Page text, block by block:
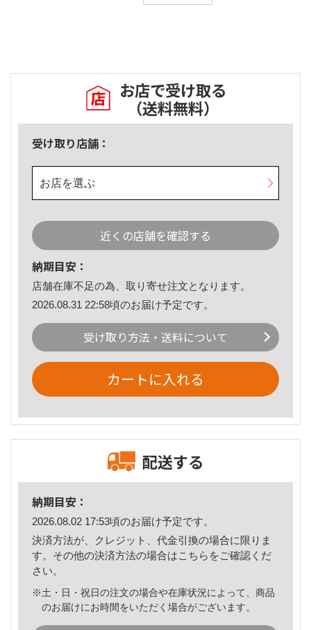
お店で受け取る
（送料無料）
受け取り店舗：
お店を選ぶ
近くの店舗を確認する
納期目安：
店舗在庫不足の為、取り寄せ注文となります。
2026.08.31 22:58頃のお届け予定です。
受け取り方法・送料について
カートに入れる
配送する
納期目安：
2026.08.02 17:53頃のお届け予定です。
決済方法が、クレジット、代金引換の場合に限りま
す。その他の決済方法の場合はこちら をご確認くだ
さい。
※土・日・祝日の注文の場合や在庫状況によって、商品
のお届けにお時間をいただく場合がございます。